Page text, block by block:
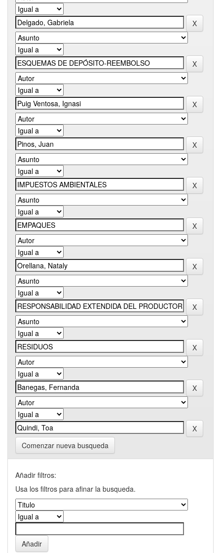
Comenzar nueva busqueda
Añadir filtros:
Usa los filtros para afinar la busqueda.